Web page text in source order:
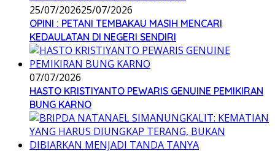
25/07/202625/07/2026
OPINI : PETANI TEMBAKAU MASIH MENCARI
KEDAULATAN DI NEGERI SENDIRI
07/07/2026
HASTO KRISTIYANTO PEWARIS GENUINE PEMIKIRAN
BUNG KARNO